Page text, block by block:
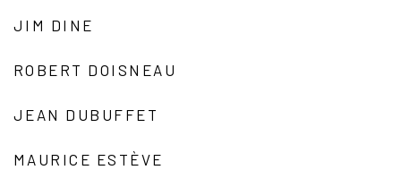
JIM DINE
ROBERT DOISNEAU
JEAN DUBUFFET
MAURICE ESTÈVE